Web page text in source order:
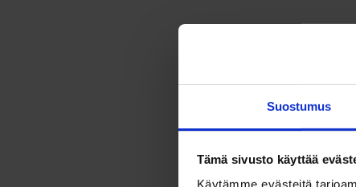
Suostumus
Tämä sivusto käyttää
Käytämme evästeitä